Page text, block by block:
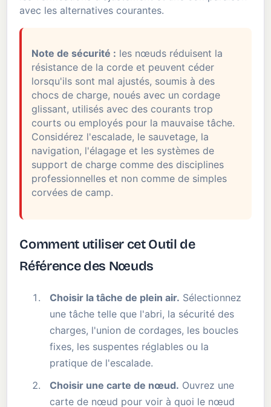
avec les alternatives courantes.
Note de sécurité : les nœuds réduisent la
résistance de la corde et peuvent céder
lorsqu'ils sont mal ajustés, soumis à des
chocs de charge, noués avec un cordage
glissant, utilisés avec des courants trop
courts ou employés pour la mauvaise tâche.
Considérez l'escalade, le sauvetage, la
navigation, l'élagage et les systèmes de
support de charge comme des disciplines
professionnelles et non comme de simples
corvées de camp.
Comment utiliser cet Outil de
Référence des Nœuds
Choisir la tâche de plein air. Sélectionnez
une tâche telle que l'abri, la sécurité des
charges, l'union de cordages, les boucles
fixes, les suspentes réglables ou la
pratique de l'escalade.
Choisir une carte de nœud. Ouvrez une
carte de nœud pour voir à quoi le nœud